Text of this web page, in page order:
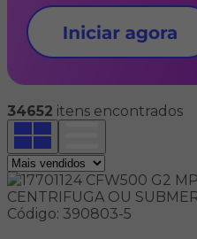
34652 itens encontrados
Código: 390803-5